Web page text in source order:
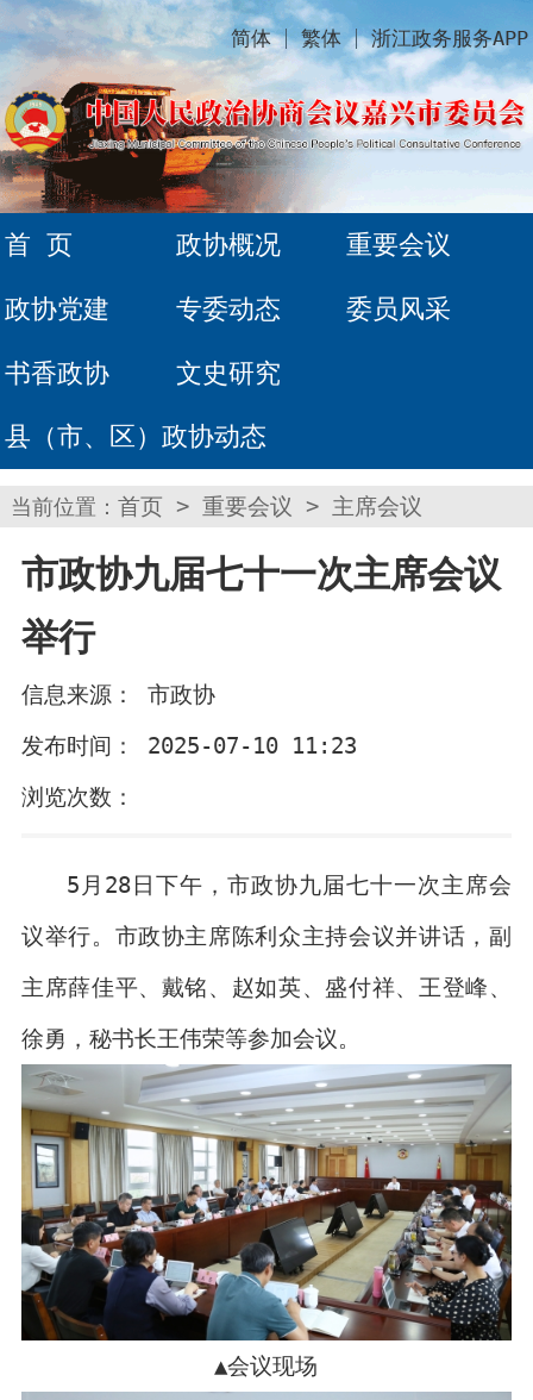
简体 繁体 浙江政务服务APP
首 页 政协概况 重要会议
政协党建 专委动态 委员风采
书香政协 文史研究
县（市、区）政协动态
当前位置： 首页 > 重要会议 > 主席会议
市政协九届七十一次主席会议
举行
信息来源： 市政协
发布时间： 2025-07-10 11:23
浏览次数：
5月28日下午，市政协九届七十一次主席会
议举行。市政协主席陈利众主持会议并讲话，副
主席薛佳平、戴铭、赵如英、盛付祥、王登峰、
徐勇，秘书长王伟荣等参加会议。
▲会议现场